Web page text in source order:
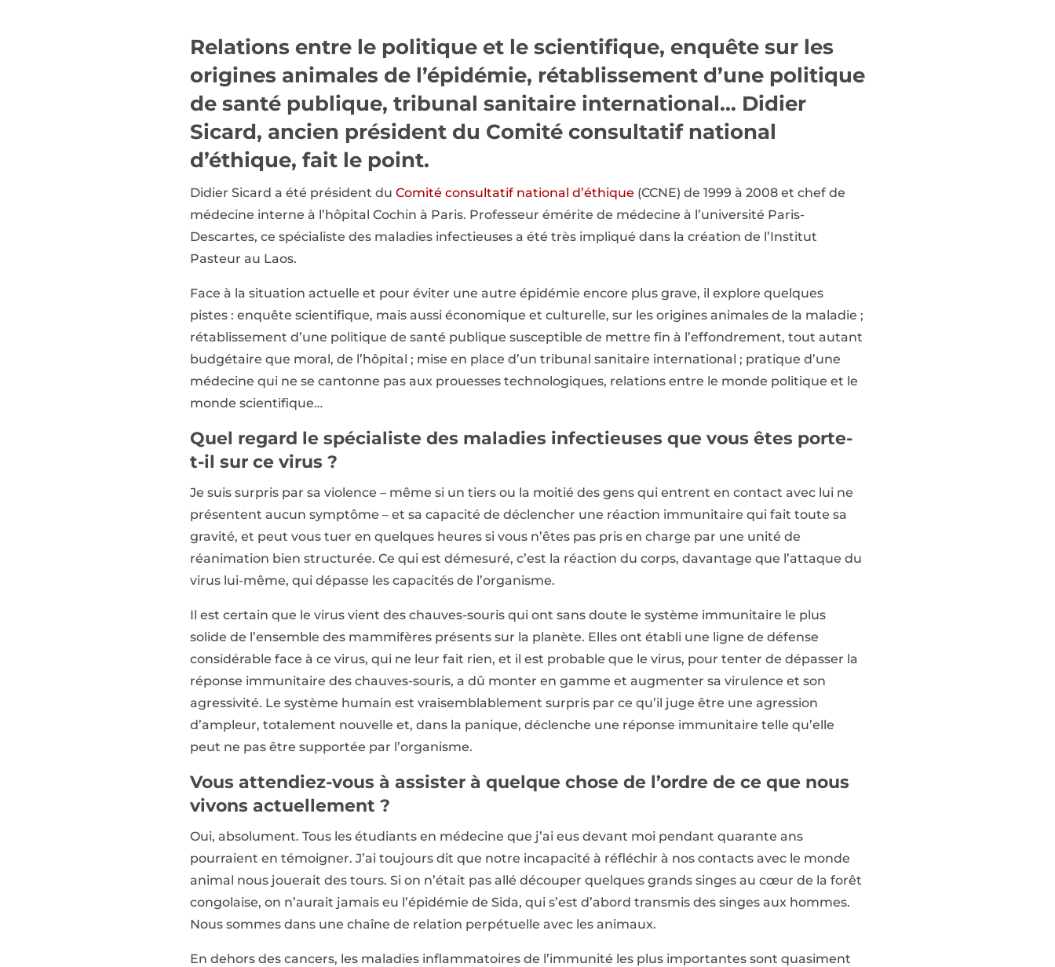
Relations entre le politique et le scientifique, enquête sur les
origines animales de l’épidémie, rétablissement d’une politique
de santé publique, tribunal sanitaire international… Didier
Sicard, ancien président du Comité consultatif national
d’éthique, fait le point.
Didier Sicard a été président du Comité consultatif national d’éthique (CCNE) de 1999 à 2008 et chef de
médecine interne à l’hôpital Cochin à Paris. Professeur émérite de médecine à l’université Paris-
Descartes, ce spécialiste des maladies infectieuses a été très impliqué dans la création de l’Institut
Pasteur au Laos.
Face à la situation actuelle et pour éviter une autre épidémie encore plus grave, il explore quelques
pistes : enquête scientifique, mais aussi économique et culturelle, sur les origines animales de la maladie ;
rétablissement d’une politique de santé publique susceptible de mettre fin à l’effondrement, tout autant
budgétaire que moral, de l’hôpital ; mise en place d’un tribunal sanitaire international ; pratique d’une
médecine qui ne se cantonne pas aux prouesses technologiques, relations entre le monde politique et le
monde scientifique…
Quel regard le spécialiste des maladies infectieuses que vous êtes porte-
t-il sur ce virus ?
Je suis surpris par sa violence – même si un tiers ou la moitié des gens qui entrent en contact avec lui ne
présentent aucun symptôme – et sa capacité de déclencher une réaction immunitaire qui fait toute sa
gravité, et peut vous tuer en quelques heures si vous n’êtes pas pris en charge par une unité de
réanimation bien structurée. Ce qui est démesuré, c’est la réaction du corps, davantage que l’attaque du
virus lui-même, qui dépasse les capacités de l’organisme.
Il est certain que le virus vient des chauves-souris qui ont sans doute le système immunitaire le plus
solide de l’ensemble des mammifères présents sur la planète. Elles ont établi une ligne de défense
considérable face à ce virus, qui ne leur fait rien, et il est probable que le virus, pour tenter de dépasser la
réponse immunitaire des chauves-souris, a dû monter en gamme et augmenter sa virulence et son
agressivité. Le système humain est vraisemblablement surpris par ce qu’il juge être une agression
d’ampleur, totalement nouvelle et, dans la panique, déclenche une réponse immunitaire telle qu’elle
peut ne pas être supportée par l’organisme.
Vous attendiez-vous à assister à quelque chose de l’ordre de ce que nous
vivons actuellement ?
Oui, absolument. Tous les étudiants en médecine que j’ai eus devant moi pendant quarante ans
pourraient en témoigner. J’ai toujours dit que notre incapacité à réfléchir à nos contacts avec le monde
animal nous jouerait des tours. Si on n’était pas allé découper quelques grands singes au cœur de la forêt
congolaise, on n’aurait jamais eu l’épidémie de Sida, qui s’est d’abord transmis des singes aux hommes.
Nous sommes dans une chaîne de relation perpétuelle avec les animaux.
En dehors des cancers, les maladies inflammatoires de l’immunité les plus importantes sont quasiment